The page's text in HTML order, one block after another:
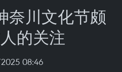
奈川文化节颇
的关注
08:46